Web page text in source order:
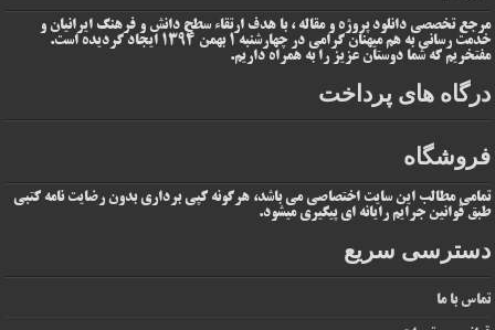
مرجع تخصصی دانلود پروژه و مقاله ، با هدف ارتقاء سطح دانش و فرهنگ ایرانیان و
خدمت رسانی به هم میهنان گرامی در چهارشنبه 1 بهمن 1394 ایجاد گردیده است.
مفتخریم که شما دوستان عزیز را به همراه داریم.
درگاه های پرداخت
فروشگاه
تمامی مطالب این سایت اختصاصی می باشد، هرگونه کپی برداری بدون رضایت نامه کتبی
طبق قوانین جرایم رایانه ای پیگیری میشود.
دسترسی سریع
تماس با ما